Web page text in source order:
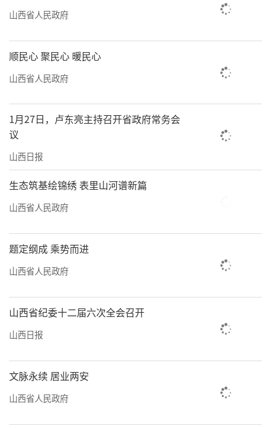
山西省人民政府
顺民心 聚民心 暖民心
山西省人民政府
1月27日，卢东亮主持召开省政府常务会
议
山西日报
生态筑基绘锦绣 表里山河谱新篇
山西省人民政府
题定纲成 乘势而进
山西省人民政府
山西省纪委十二届六次全会召开
山西日报
文脉永续 居业两安
山西省人民政府